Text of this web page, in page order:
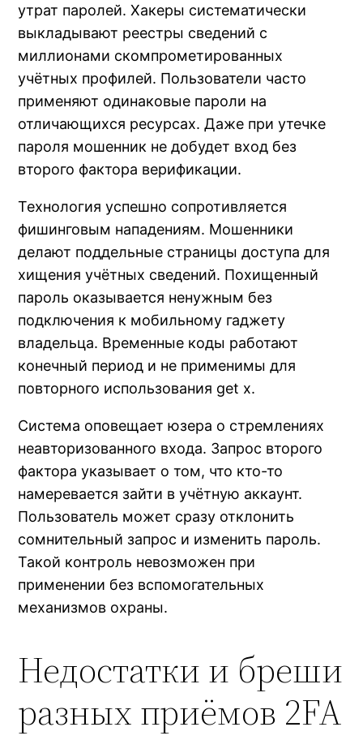
утрат паролей. Хакеры систематически
выкладывают реестры сведений с
миллионами скомпрометированных
учётных профилей. Пользователи часто
применяют одинаковые пароли на
отличающихся ресурсах. Даже при утечке
пароля мошенник не добудет вход без
второго фактора верификации.
Технология успешно сопротивляется
фишинговым нападениям. Мошенники
делают поддельные страницы доступа для
хищения учётных сведений. Похищенный
пароль оказывается ненужным без
подключения к мобильному гаджету
владельца. Временные коды работают
конечный период и не применимы для
повторного использования get x.
Система оповещает юзера о стремлениях
неавторизованного входа. Запрос второго
фактора указывает о том, что кто-то
намеревается зайти в учётную аккаунт.
Пользователь может сразу отклонить
сомнительный запрос и изменить пароль.
Такой контроль невозможен при
применении без вспомогательных
механизмов охраны.
Недостатки и бреши
разных приёмов 2FA